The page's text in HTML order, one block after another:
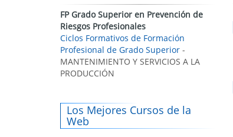
FP Grado Superior en Prevención de
Riesgos Profesionales
Ciclos Formativos de Formación
Profesional de Grado Superior -
MANTENIMIENTO Y SERVICIOS A LA
PRODUCCIÓN
Los Mejores Cursos de la
Web